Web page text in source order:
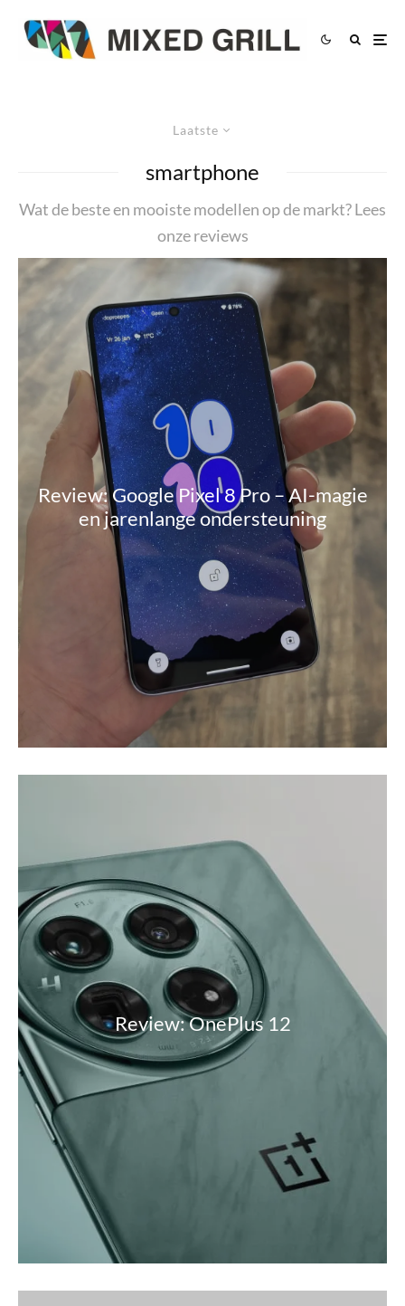
Laatste
smartphone
Wat de beste en mooiste modellen op de markt? Lees
onze reviews
Review: Google Pixel 8 Pro – AI-magie
en jarenlange ondersteuning
Review: OnePlus 12